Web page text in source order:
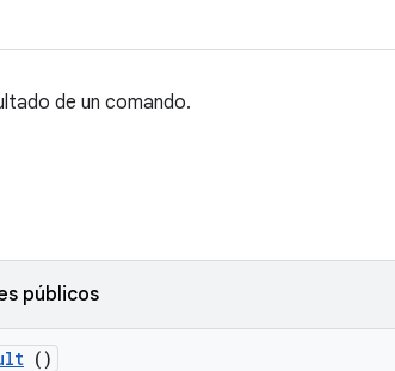
de un comando.
públicos
()